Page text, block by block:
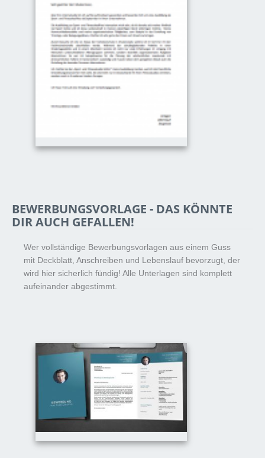
BEWERBUNGSVORLAGE - DAS KÖNNTE
DIR AUCH GEFALLEN!
Wer vollständige Bewerbungsvorlagen aus einem Guss
mit Deckblatt, Anschreiben und Lebenslauf bevorzugt, der
wird hier sicherlich fündig! Alle Unterlagen sind komplett
aufeinander abgestimmt.